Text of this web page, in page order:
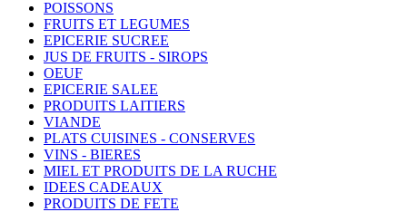
POISSONS
FRUITS ET LEGUMES
EPICERIE SUCREE
JUS DE FRUITS - SIROPS
OEUF
EPICERIE SALEE
PRODUITS LAITIERS
VIANDE
PLATS CUISINES - CONSERVES
VINS - BIERES
MIEL ET PRODUITS DE LA RUCHE
IDEES CADEAUX
PRODUITS DE FETE